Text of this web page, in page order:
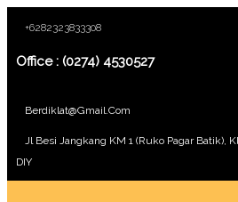
+6282323833308
Office : (0274) 4530527
Berdiklat@gmail.com
Jl Besi Jangkang KM 1 (Ruko Pagar Batik),
DIY